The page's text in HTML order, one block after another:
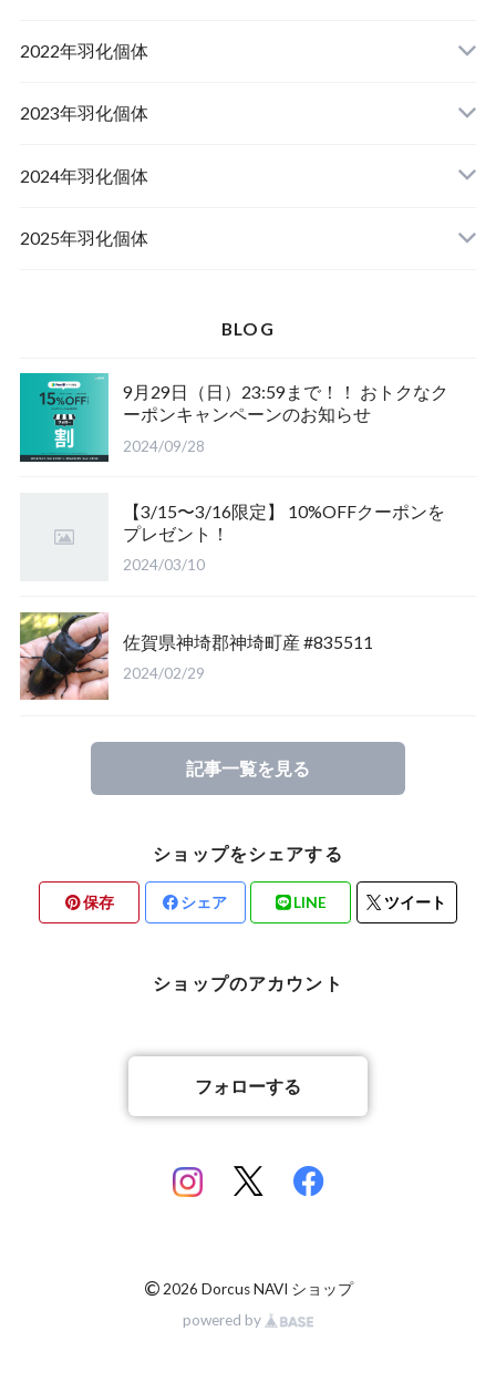
佐賀県神埼郡神埼町産オオクワガタ
山梨県甲斐市産
山形県西置賜郡小國町産
新潟県十日町市産
山梨県韮崎市穂坂町産
兵庫県川辺郡猪名川町産
山梨県甲斐市産
佐賀県神埼郡神埼町
福島県南会津郡産
2022年羽化個体
青森県十和田市産
宮城県栗原市産
茨城県小美玉市産
三重県いなべ市産
長崎県対馬市産
佐賀県神崎郡産
新潟県東蒲原郡阿賀町産
2023年羽化個体
岩手県奥州市産
山形県西置賜郡小國町産
山梨県韮崎市産
香川県綾歌郡産綾上町産
福島県南会津郡産
福島県大沼郡産
長崎県対馬市産
山梨県甲斐市産
北海道檜山郡厚沢部町産
2024年羽化個体
青森県十和田市産
新潟県東蒲原郡阿賀町
山梨県甲府市産
山梨県韮崎市穂坂町産
山梨県北杜市明野町産
三重県桑名市
滋賀県大津市産
京都府宇治市産
香川県丸亀市綾歌町産
2025年羽化個体
茨城県稲敷郡産
山梨県韮崎市穂坂町産
京都府宇治市産
岡山県岡山市産
香川県丸亀市綾歌町産
熊本県合志市産
山梨県北杜市明野町産
佐賀県神埼郡産
BLOG
9月29日（日）23:59まで！！ おトクなク
ーポンキャンペーンのお知らせ
2024/09/28
【3/15〜3/16限定】 10%OFFクーポンを
プレゼント！
2024/03/10
佐賀県神埼郡神埼町産 #835511
2024/02/29
記事一覧を見る
ショップをシェアする
保存 シェア LINE ツイート
ショップのアカウント
フォローする
© 2026 Dorcus NAVI ショップ
powered by